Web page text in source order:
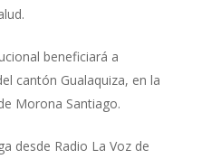
beneficiará a
cantón Gualaquiza, en la
Morona Santiago.
desde Radio La Voz de